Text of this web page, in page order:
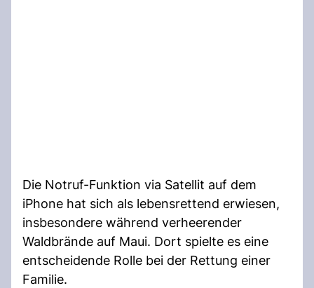
Die Notruf-Funktion via Satellit auf dem
iPhone hat sich als lebensrettend erwiesen,
insbesondere während verheerender
Waldbrände auf Maui. Dort spielte es eine
entscheidende Rolle bei der Rettung einer
Familie.